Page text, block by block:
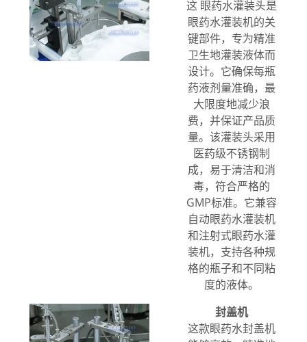
这 眼药水灌装头是
眼药水灌装机的关
键部件，专为精准
卫生地灌装液体而
设计。它确保每瓶
药液剂量准确，最
大限度地减少浪
费，并保证产品质
量。该灌装头采用
医药级不锈钢制
成，易于清洁和消
毒，符合严格的
GMP标准。它兼容
自动眼药水灌装机
和注射式眼药水灌
装机，支持各种规
格的瓶子和不同粘
度的液体。
封盖机
这款眼药水封盖机